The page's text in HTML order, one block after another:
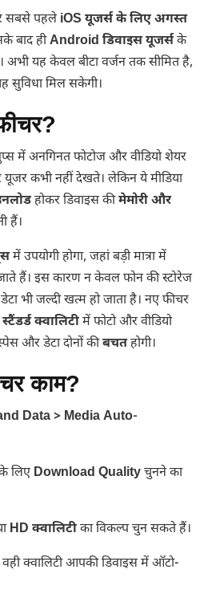
सबसे पहले iOS यूजर्स के लिए अगस्त
बाद हीAndroid डिवाइस यूजर्सके
अभी यह केवल बीटा वर्जन तक सीमित है,
सुविधा मिल सकेगी।
में अनगिनत फोटोज और वीडियो शेयर
कभी नहीं देखते। लेकिन ये मीडिया
होकर डिवाइस कीमेमोरी और
हैं।
में उपयोगी होगा, जहां बड़ी मात्रा में
हैं। इस कारण न केवल फोन की स्टोरेज
भी जल्दी खत्म हो जाता है। नए फीचर
स्टैंडर्ड क्वालिटीमें फोटो और वीडियो
और डेटा दोनों कीबचतहोगी।
काम?
Data > Media Auto-
लिए Download Qualityचुनने का
HD क्वालिटीका विकल्प चुन सकते हैं।
क्वालिटी आपकी डिवाइस में ऑटो-